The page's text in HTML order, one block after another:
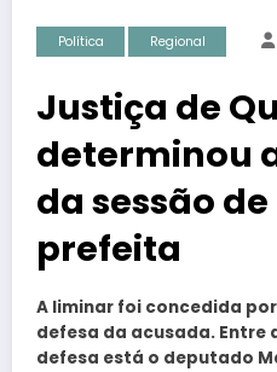
Política Regional
Justiça de
determinou
da sessão
prefeita
A liminar foi concedida
defesa da acusada. Entre
defesa está o deputado